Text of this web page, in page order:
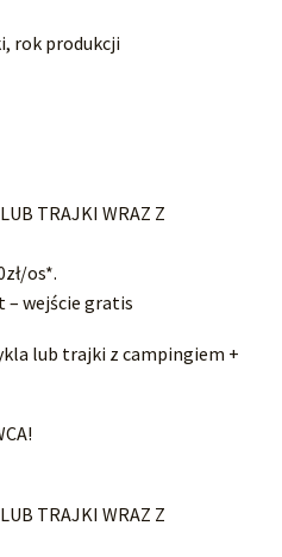
rok produkcji
TRAJKI WRAZ Z
os*.
– wejście gratis
lub trajki z campingiem +
TRAJKI WRAZ Z